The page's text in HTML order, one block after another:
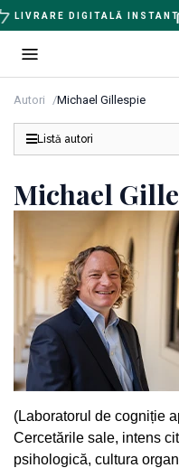
LIVRARE DIGITALĂ INSTANTĂ
Autori Michael Gillespie
Listă autori
Michael
(Laboratorul de cogniție
Cercetările sale, intens
psihologică, cultura